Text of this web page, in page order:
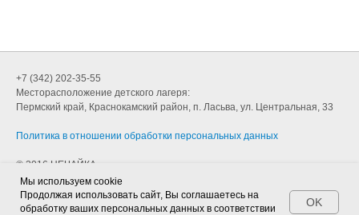
Мы используем cookie
Продолжая использовать сайт, Вы соглашаетесь на
обработку ваших персональных данных в соответствии
OK
+7 (342) 202-35-55
Месторасположение детского лагеря:
Пермский край, Краснокамский район, п. Ласьва, ул. Центральная, 33
Политика в отношении обработки персональных данных
© 2016 НЕЧАЙКА